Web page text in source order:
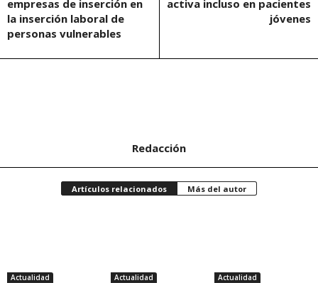
empresas de inserción en
la inserción laboral de
personas vulnerables
activa incluso en pacientes
jóvenes
Redacción
Artículos relacionados Más del autor
Actualidad Actualidad Actualidad